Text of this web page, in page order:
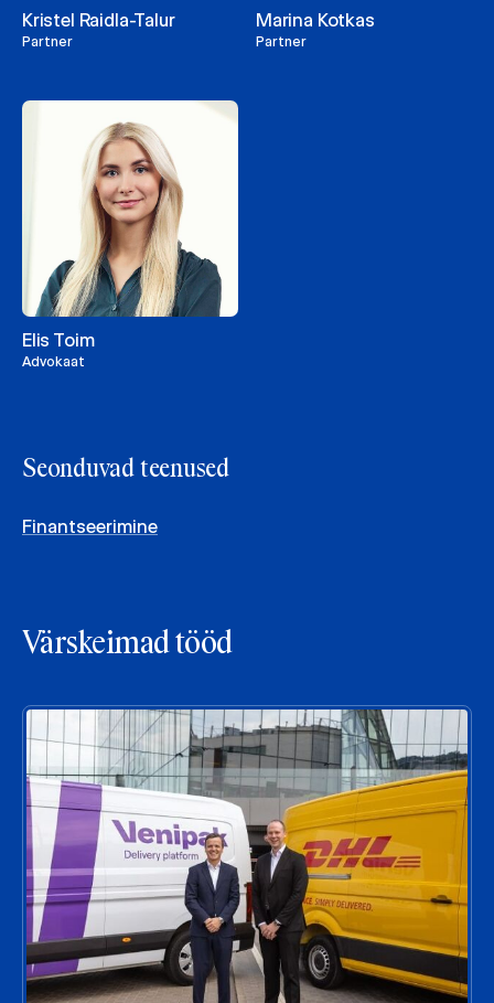
Kristel Raidla-Talur
Partner
Marina Kotkas
Partner
Elis Toim
Advokaat
Seonduvad teenused
Finantseerimine
Värskeimad tööd